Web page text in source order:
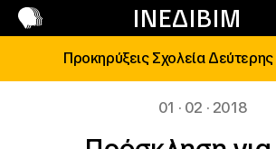
ΙΝΕΔΙΒΙΜ
Επικοινωνία
Προκηρύξεις Σχολεία Δεύτερης
01 · 02 · 2018